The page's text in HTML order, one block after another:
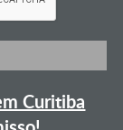
Curitiba